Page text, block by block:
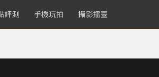
評測 手機玩拍 攝影擂臺